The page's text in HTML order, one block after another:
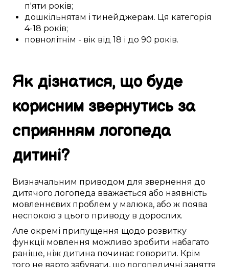
п'яти років;
дошкільнятам ітинейджерам. Ця категорія
4-18 років;
повнолітнім - вік від 18 і до 90 років.
Як дізнатися, що буде
корисним звернутись за
сприянням логопеда
дитині?
Визначальним приводом для звернення до
дитячого логопеда вважається або наявність
мовленнєвих проблем у малюка, або ж поява
неспокою з цього приводу в дорослих.
Але окремі припущення щодо розвитку
функції мовлення можливо зробити набагато
раніше, ніж дитина починає говорити. Крім
того не варто забувати, що логопедичні заняття